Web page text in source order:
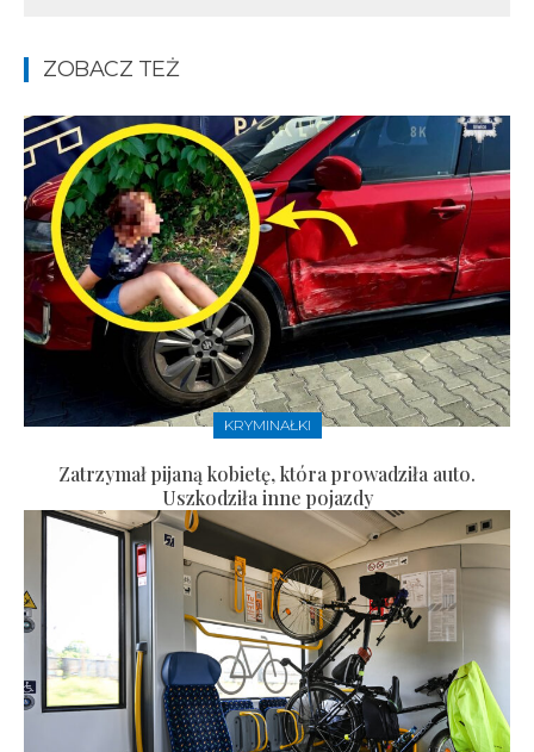
ZOBACZ TEŻ
KRYMINAŁKI
Zatrzymał pijaną kobietę, która prowadziła auto.
Uszkodziła inne pojazdy